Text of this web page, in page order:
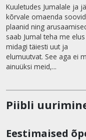
Kuuletudes Jumalale ja
kõrvale omaenda
plaanid ning
saab Jumal teha me elus
midagi täiesti uut ja
elumuutvat. See aga ei
ainuüksi meid,...
Piibli
Eestimaised